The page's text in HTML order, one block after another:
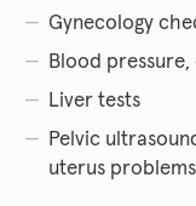
Gynecology
Blood
Liver tests
Pelvic
uterus